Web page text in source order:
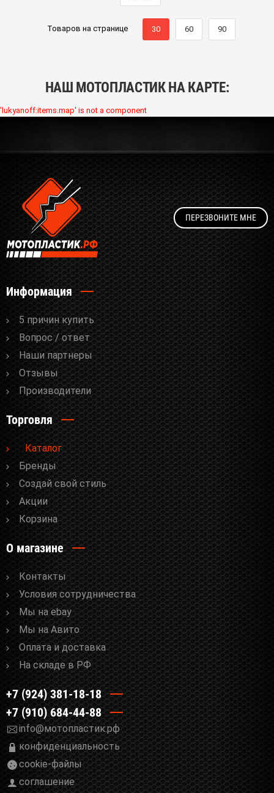
Товаров на странице 30 60 90
НАШ МОТОПЛАСТИК НА КАРТЕ:
'lukyanoff:items.map' is not a component
ПЕРЕЗВОНИТЕ МНЕ
Информация
5 причин купить
Вопрос / ответ
Наши партнеры
Отзывы
Производители
Торговля
Каталог
Бренды
Cоздай свой стиль
Акции
Корзина
О магазине
Контакты
Условия сотрудничества
Мы на ebay
Мы на Авито
Оплата и доставка
На складе в РФ
+7 (924) 381-18-18
+7 (910) 684-44-88
info@мотопластик.рф
конфиденциальность
cookie-файлы
соглашение